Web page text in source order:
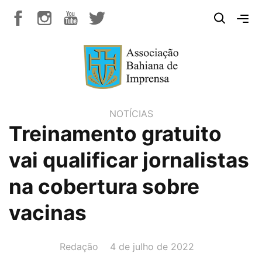
NOTÍCIAS
Treinamento gratuito
vai qualificar jornalistas
na cobertura sobre
vacinas
AUTOR(A):
Redação DATA:
4 de julho de 2022